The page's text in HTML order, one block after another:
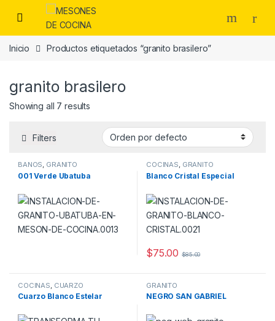
Skip to navigation
Skip to content
Inicio Productos etiquetados “granito brasilero”
granito brasilero
Showing all 7 results
Filters
BAÑOS, GRANITO
001 Verde Ubatuba
COCINAS, GRANITO
Blanco Cristal Especial
$75.00 $85.00
COCINAS CUARZO
Cuarzo Blanco Estelar
GRANITO
NEGRO SAN GABRIEL